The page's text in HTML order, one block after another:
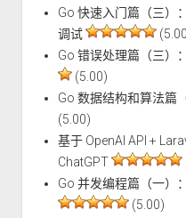
Go 快速入门篇（三）
调试
Go 错误处理篇（三）
(5.00)
Go 数据结构和算法篇
(5.00)
基于 OpenAI API +
ChatGPT
Go 并发编程篇（一）
(5.00)